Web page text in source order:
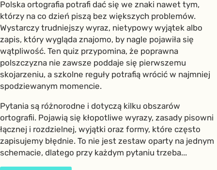
Polska ortografia potrafi dać się we znaki nawet tym,
którzy na co dzień piszą bez większych problemów.
Wystarczy trudniejszy wyraz, nietypowy wyjątek albo
zapis, który wygląda znajomo, by nagle pojawiła się
wątpliwość. Ten quiz przypomina, że poprawna
polszczyzna nie zawsze poddaje się pierwszemu
skojarzeniu, a szkolne reguły potrafią wrócić w najmniej
spodziewanym momencie.
Pytania są różnorodne i dotyczą kilku obszarów
ortografii. Pojawią się kłopotliwe wyrazy, zasady pisowni
łącznej i rozdzielnej, wyjątki oraz formy, które często
zapisujemy błędnie. To nie jest zestaw oparty na jednym
schemacie, dlatego przy każdym pytaniu trzeba...